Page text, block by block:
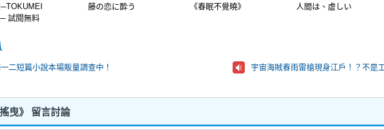
試閱無料
藤の恋に酔う
《春眠不覺曉》
人間は、虚しい
二短篇小說本場販量調查中！
曳》 留言討論